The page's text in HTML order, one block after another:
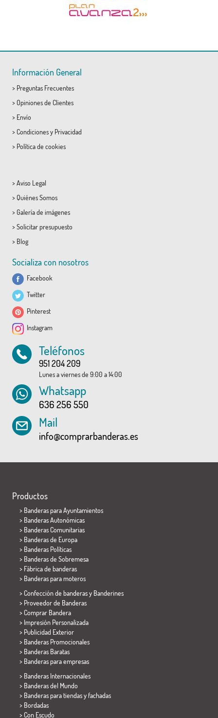
Información General
> Preguntas Frecuentes
> Opiniones de Clientes
> Envío
> Condicionesy Privacidad
> Política de cookies
> Aviso Legal
> Quiénes Somos
> Galería de imágenes
> Solicitar presupuesto
> Blog
Socializa con nosotros
Facebook
Twitter
Pinterest
Instagram
Teléfonos
951 204 209
Lunes a viernes de 9:00 a 14:00
Whatsapp
636 256 550
Mail
info@comprarbanderas.es
Productos
> Banderas para Ayuntamientos
> Banderas Autonómicas
> Banderas Comunitarias
> Banderas de Europa
> Banderas Políticas
> Banderas de Sobremesa
> Fábrica de banderas
> Banderas para moteros
> Confección de banderas y Banderines
> Proveedor de Banderas
> Comprar Bandera
> Impresión Personalizada
> Publicidad Exterior
> Banderas Promocionales
> Banderas Baratas
> Banderas para empresas
> Banderas Internacionales
> Banderas del Mundo
> Banderas para tiendas y fachadas
> Bordadas
> Con Escudo